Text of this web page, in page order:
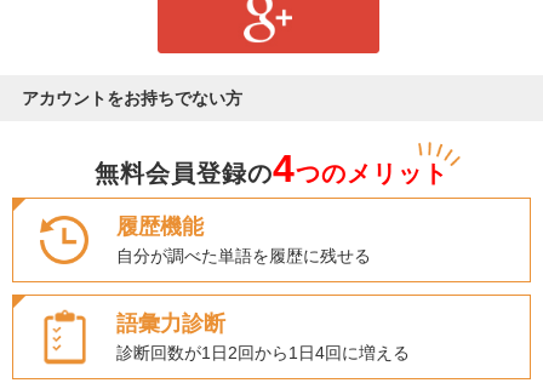
アカウントをお持ちでない方
無料会員登録の4つのメリット
履歴機能
自分が調べた単語を履歴に残せる
語彙力診断
診断回数が1日2回から1日4回に増える